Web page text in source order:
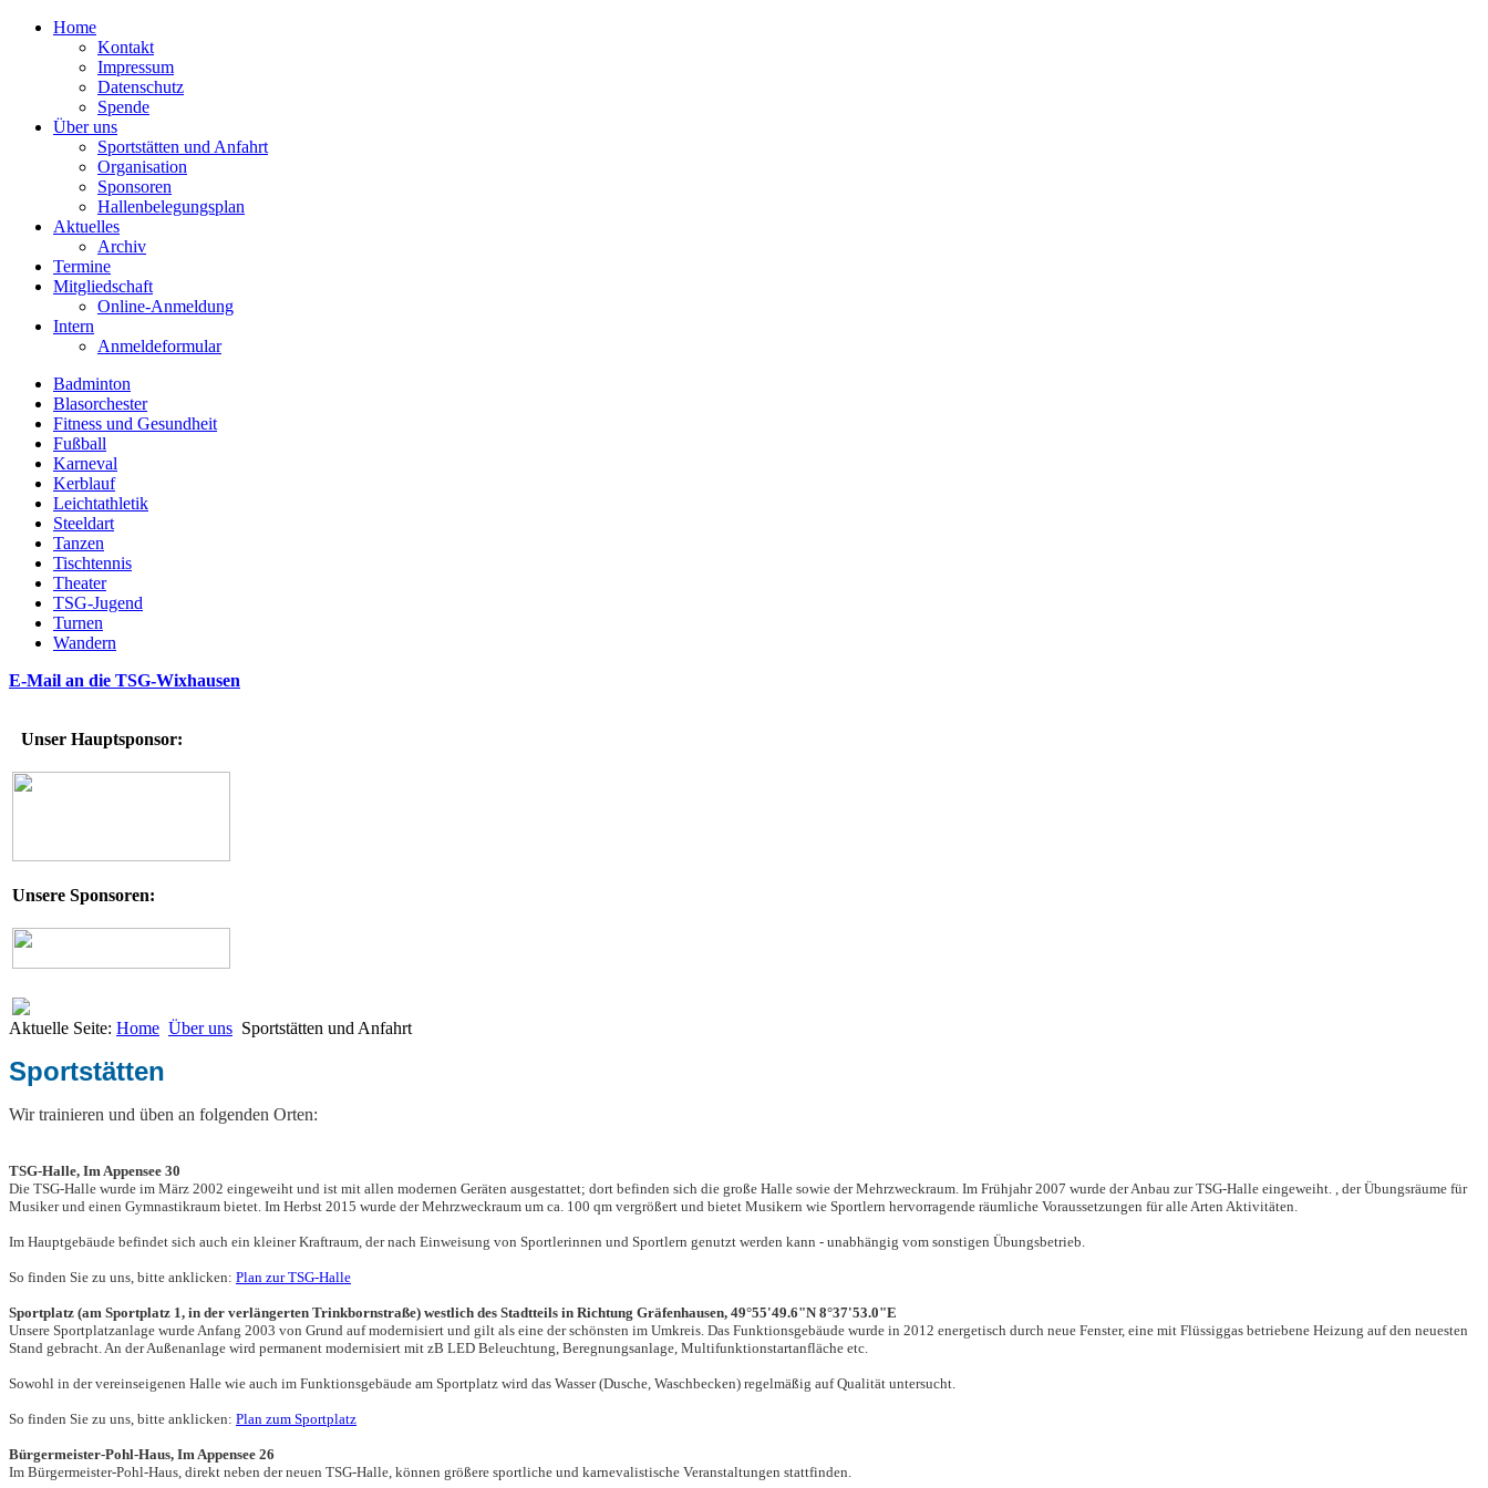
Home
Kontakt
Impressum
Datenschutz
Spende
Über uns
Sportstätten und Anfahrt
Organisation
Sponsoren
Hallenbelegungsplan
Aktuelles
Archiv
Termine
Mitgliedschaft
Online-Anmeldung
Intern
Anmeldeformular
Badminton
Blasorchester
Fitness und Gesundheit
Fußball
Karneval
Kerblauf
Leichtathletik
Steeldart
Tanzen
Tischtennis
Theater
TSG-Jugend
Turnen
Wandern
E-Mail an die TSG-Wixhausen
Unser Hauptsponsor:
Unsere Sponsoren:
Aktuelle Seite: Home Über uns Sportstätten und Anfahrt
Sportstätten
Wir trainieren und üben an folgenden Orten:
TSG-Halle, Im Appensee 30
Die TSG-Halle wurde im März 2002 eingeweiht und ist mit allen modernen Geräten ausgestattet; dort befinden sich die große Halle sowie der Mehrzweckraum. Im Frühjahr 2007 wurde der Anbau zur TSG-Halle eingeweiht. , der Übungsräume für
Musiker und einen Gymnastikraum bietet. Im Herbst 2015 wurde der Mehrzweckraum um ca. 100 qm vergrößert und bietet Musikern wie Sportlern hervorragende räumliche Voraussetzungen für alle Arten Aktivitäten.
Im Hauptgebäude befindet sich auch ein kleiner Kraftraum, der nach Einweisung von Sportlerinnen und Sportlern genutzt werden kann - unabhängig vom sonstigen Übungsbetrieb.
So finden Sie zu uns, bitte anklicken: Plan zur TSG-Halle
Sportplatz (am Sportplatz 1, in der verlängerten Trinkbornstraße) westlich des Stadtteils in Richtung Gräfenhausen, 49°55'49.6"N 8°37'53.0"E
Unsere Sportplatzanlage wurde Anfang 2003 von Grund auf modernisiert und gilt als eine der schönsten im Umkreis. Das Funktionsgebäude wurde in 2012 energetisch durch neue Fenster, eine mit Flüssiggas betriebene Heizung auf den neuesten
Stand gebracht. An der Außenanlage wird permanent modernisiert mit zB LED Beleuchtung, Beregnungsanlage, Multifunktionstartanfläche etc.
Sowohl in der vereinseigenen Halle wie auch im Funktionsgebäude am Sportplatz wird das Wasser (Dusche, Waschbecken) regelmäßig auf Qualität untersucht.
So finden Sie zu uns, bitte anklicken: Plan zum Sportplatz
Bürgermeister-Pohl-Haus, Im Appensee 26
Im Bürgermeister-Pohl-Haus, direkt neben der neuen TSG-Halle, können größere sportliche und karnevalistische Veranstaltungen stattfinden.